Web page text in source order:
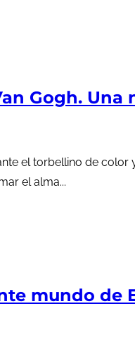
Gogh. Una
el torbellino de
el alma...
mundo de